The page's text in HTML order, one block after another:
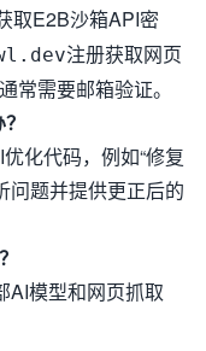
取E2B沙箱API密
注册获取网页
常需要邮箱验证。
化代码，例如“修复
问题并提供更正后的
AI模型和网页抓取